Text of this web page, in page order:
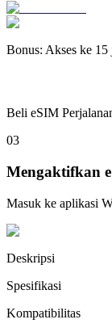
Bonus: Akses ke
Beli eSIM
03
Mengaktifkan
Masuk ke aplikasi
Deskripsi
Spesifikasi
Kompatibilitas